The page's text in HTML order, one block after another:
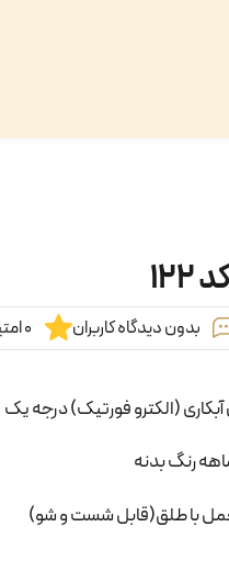
بدون دیدگاه کاربران 0 امتیاز کالا
(الکترو فورتیک) درجه یک
با طلق(قابل شست و شو)